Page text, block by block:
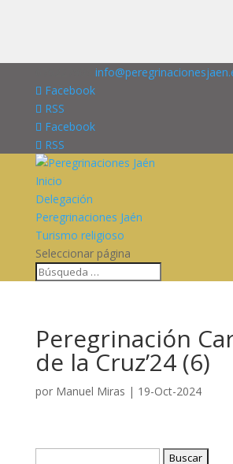
Facebook
RSS
Facebook
RSS
Inicio
Delegación
Peregrinaciones Jaén
Turismo religioso
Seleccionar página
Peregrinación
de la Cruz’24 (6)
por Manuel Miras | 19-Oct-2024